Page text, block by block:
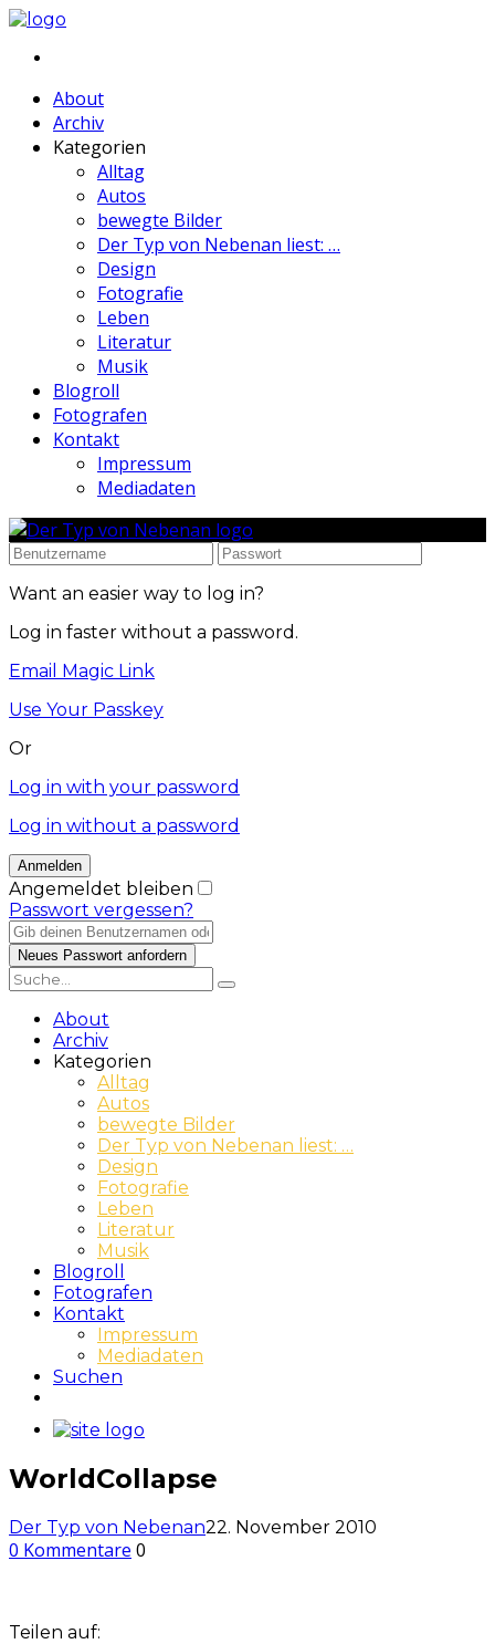
About
Archiv
Kategorien
Alltag
Autos
bewegte Bilder
Der Typ von Nebenan liest: …
Design
Fotografie
Leben
Literatur
Musik
Blogroll
Fotografen
Kontakt
Impressum
Mediadaten
Want an easier way to log in?
Log in faster without a password.
Email Magic Link
Use Your Passkey
Or
Log in with your password
Log in without a password
Angemeldet bleiben
Passwort vergessen?
About
Archiv
Kategorien
Alltag
Autos
bewegte Bilder
Der Typ von Nebenan liest: …
Design
Fotografie
Leben
Literatur
Musik
Blogroll
Fotografen
Kontakt
Impressum
Mediadaten
Suchen
WorldCollapse
Der Typ von Nebenan22. November 2010
0 Kommentare 0
Teilen auf: